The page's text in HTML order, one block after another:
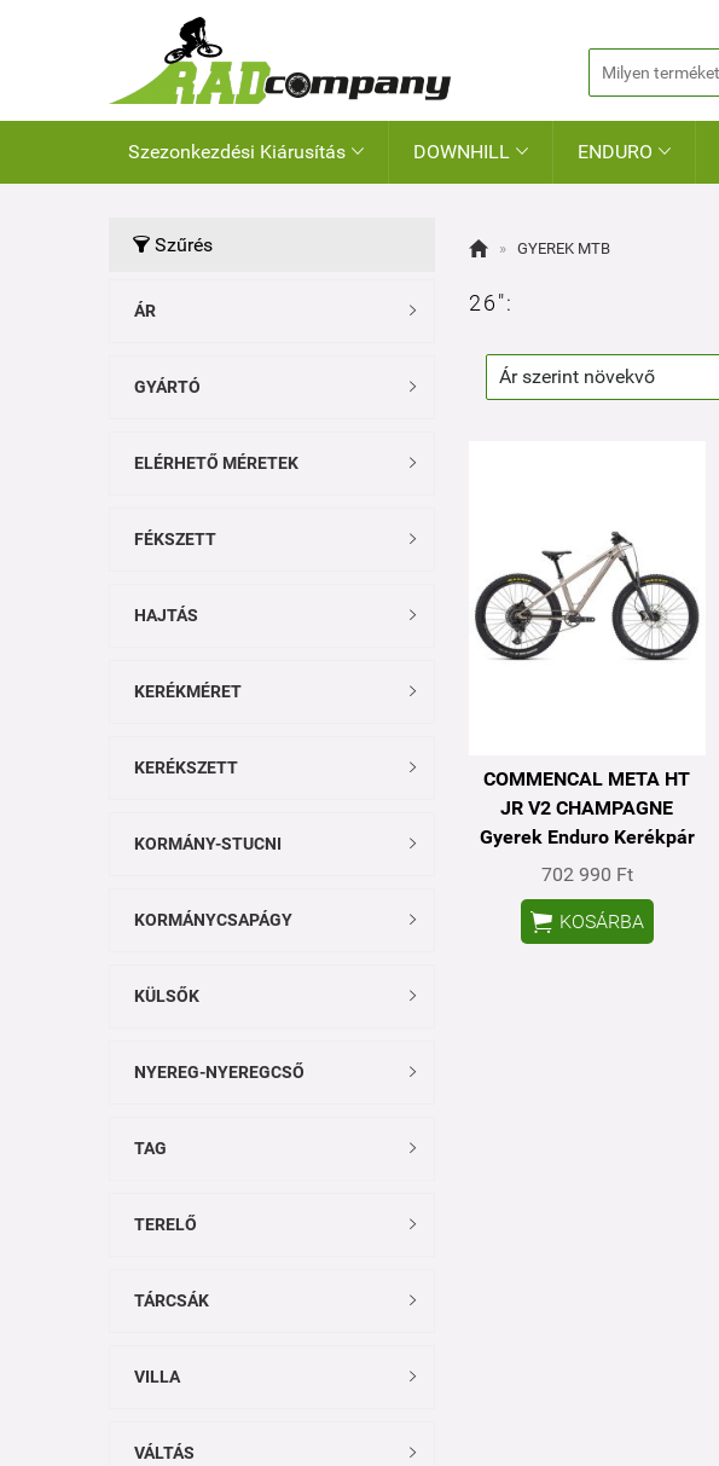
Szezonkezdési Kiárusítás  DOWNHILL  ENDURO 
 Szűrés
ÁR 
GYÁRTÓ 
ELÉRHETŐ MÉRETEK 
FÉKSZETT 
HAJTÁS 
KERÉKMÉRET 
KERÉKSZETT 
KORMÁNY-STUCNI 
KORMÁNYCSAPÁGY 
KÜLSŐK 
NYEREG-NYEREGCSŐ 
TAG 
TERELŐ 
TÁRCSÁK 
VILLA 
VÁLTÁS 
 » GYEREK MTB
26":
COMMENCAL META HT
JR V2 CHAMPAGNE
Gyerek Enduro Kerékpár
702 990 Ft
 KOSÁRBA